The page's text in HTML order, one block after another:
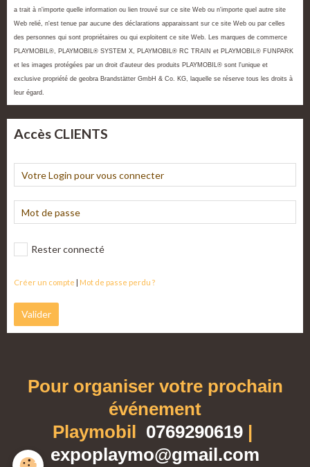
a trait à n'importe quelle information ou lien trouvé sur ce site Web ou n'importe quel autre site
Web relié, n'est tenue par aucune des déclarations apparaissant sur ce site Web ou par celles
des personnes qui sont propriétaires ou qui exploitent ce site Web. Les marques de commerce
PLAYMOBIL®, PLAYMOBIL® SYSTEM X, PLAYMOBIL® RC TRAIN et PLAYMOBIL® FUNPARK
et les images protégées par un droit d'auteur des produits PLAYMOBIL® sont l'unique et
exclusive propriété de geobra Brandstätter GmbH & Co. KG, laquelle se réserve tous les droits à
leur égard.
Accès CLIENTS
Rester connecté
Créer un compte | Mot de passe perdu ?
Valider
Pour organiser votre prochain
événement
Playmobil 0769290619 |
expoplaymo@gmail.com